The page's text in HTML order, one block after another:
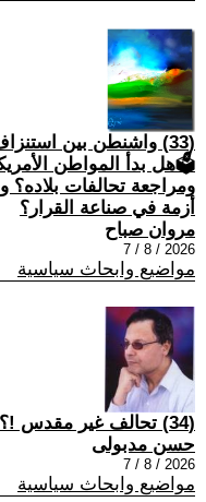
(33) واشنطن بين
🗳هل بدأ المواطن
ومراجعة تحالفات بلاده؟
أزمة في صناعة القرار؟
مروان صباح
2026 / 8 / 7
مواضيع وابحاث سياسية
(34) تحالف غير مقدس !؟
حسن مدبولى
2026 / 8 / 7
مواضيع وابحاث سياسية